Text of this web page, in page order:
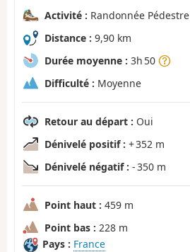
Activité : Randonnée Pédestre
Distance : 9,90 km
Durée moyenne : 3h 50
Difficulté : Moyenne
Retour au départ : Oui
Dénivelé positif : + 352 m
Dénivelé négatif : - 350 m
Point haut : 459 m
Point bas : 228 m
Pays : France